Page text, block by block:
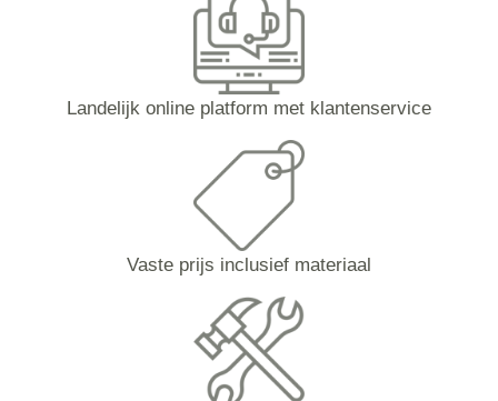
Landelijk online platform met klantenservice
Vaste prijs inclusief materiaal